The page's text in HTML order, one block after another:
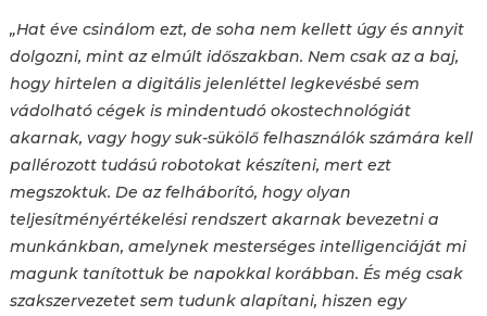
„Hat éve csinálom ezt, de soha nem kellett úgy és annyit
dolgozni, mint az elmúlt időszakban. Nem csak az a baj,
hogy hirtelen a digitális jelenléttel legkevésbé sem
vádolható cégek is mindentudó okostechnológiát
akarnak, vagy hogy suk-sükölő felhasználók számára kell
pallérozott tudású robotokat készíteni, mert ezt
megszoktuk. De az felháborító, hogy olyan
teljesítményértékelési rendszert akarnak bevezetni a
munkánkban, amelynek mesterséges intelligenciáját mi
magunk tanítottuk be napokkal korábban. És még csak
szakszervezetet sem tudunk alapítani, hiszen egy